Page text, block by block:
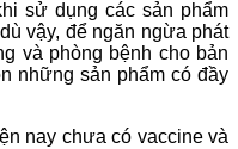
sử dụng các sản phẩm
vậy, để ngăn ngừa phát
và phòng bệnh cho bản
những sản phẩm có đầy
nay chưa có vaccine và